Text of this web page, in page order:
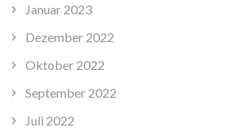
Januar 2023
Dezember 2022
Oktober 2022
September 2022
Juli 2022